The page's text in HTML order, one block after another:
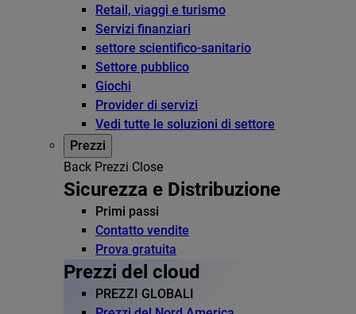
Retail, viaggi e turismo
Servizi finanziari
settore scientifico-sanitario
Settore pubblico
Giochi
Provider di servizi
Vedi tutte le soluzioni di settore
Prezzi
Back Prezzi Close
Sicurezza e Distribuzione
Primi passi
Contatto vendite
Prova gratuita
Prezzi del cloud
PREZZI GLOBALI